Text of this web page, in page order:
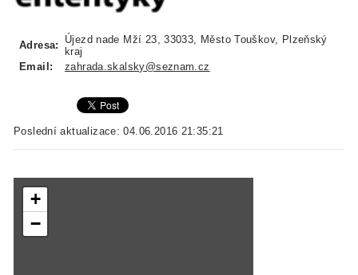
Adresa:
Újezd nade Mží 23, 33033, Město Touškov, Plzeňský
kraj
Email:
zahrada.skalsky@seznam.cz
Poslední aktualizace: 04.06.2016 21:35:21
+
−